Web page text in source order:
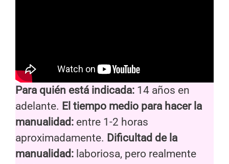
Para quién está indicada: 14 años en
adelante. El tiempo medio para hacer la
manualidad: entre 1-2 horas
aproximadamente. Dificultad de la
manualidad: laboriosa, pero realmente